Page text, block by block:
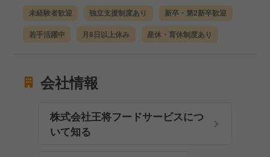
未経験者歓迎 独立支援制度あり 新卒・第2新卒歓迎
若手活躍中 月8日以上休み 産休・育休制度あり
会社情報
株式会社王将フードサービスにつ
いて知る